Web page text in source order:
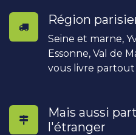
Région
Seine et marne,
Essonne, Val de
vous livre partout
Mais aussi
l'étranger